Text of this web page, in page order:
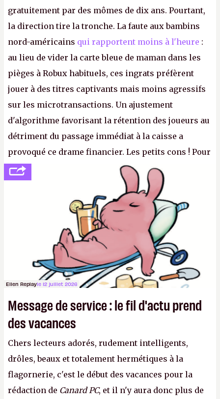
gratuitement par des mômes de dix ans. Pourtant,
la direction tire la tronche. La faute aux bambins
nord-américains qui rapportent moins à l'heure :
au lieu de vider la carte bleue de maman dans les
pièges à Robux habituels, ces ingrats préfèrent
jouer à des titres captivants mais moins agressifs
sur les microtransactions. Un ajustement
d'algorithme favorisant la rétention des joueurs au
détriment du passage immédiat à la caisse a
provoqué ce drame financier. Les petits cons ! Pour
se consoler, le PDG David Baszucki peut compter
sur le déblocage du jeu en Russie et l'explosion des
joueurs majeurs (+32 %). L'avenir appartient donc
aux adultes, qui ne sont jamais que des enfants
avec du pouvoir d'achat.P.
Ellen Replayle 12 juillet 2026
Message de service : le fil d'actu prend
des vacances
Chers lecteurs adorés, rudement intelligents,
drôles, beaux et totalement hermétiques à la
flagornerie, c'est le début des vacances pour la
rédaction de Canard PC, et il n'y aura donc plus de